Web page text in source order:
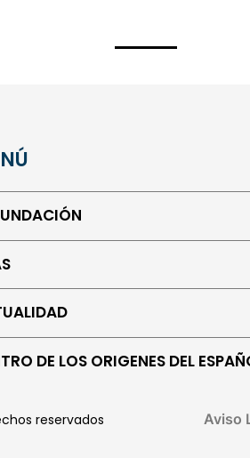
DE LOS ORIGENES DEL
reservados Aviso